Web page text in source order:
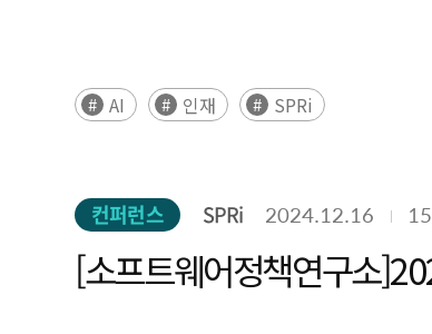
AI 인재 SPRi
컨퍼런스 SPRi 2024.12.16
[소프트웨어정책연구소